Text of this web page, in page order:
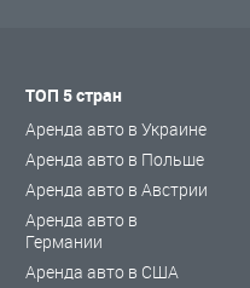
ТОП 5 стран
Аренда авто в Украине
Аренда авто в Польше
Аренда авто в Австрии
Аренда авто в
Германии
Аренда авто в США